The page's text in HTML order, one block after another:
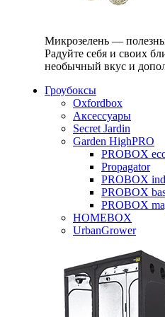
Микрозелень —
Радуйте себя и своих
необычный вкус и
Гроубоксы
Oxfordbox
Аксессуары
Secret Jardin
Garden HighPRO
PROBOX
Propagator
PROBOX
PROBOX
PROBOX
HOMEBOX
UrbanGrower